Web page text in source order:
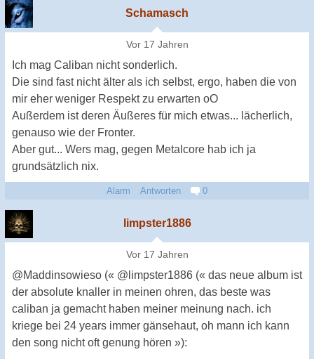
Schamasch
Vor 17 Jahren
Ich mag Caliban nicht sonderlich.
Die sind fast nicht älter als ich selbst, ergo, haben die von
mir eher weniger Respekt zu erwarten oO
Außerdem ist deren Äußeres für mich etwas... lächerlich,
genauso wie der Fronter.
Aber gut... Wers mag, gegen Metalcore hab ich ja
grundsätzlich nix.
Alarm Antworten 0
limpster1886
Vor 17 Jahren
@Maddinsowieso (« @limpster1886 (« das neue album ist
der absolute knaller in meinen ohren, das beste was
caliban ja gemacht haben meiner meinung nach. ich
kriege bei 24 years immer gänsehaut, oh mann ich kann
den song nicht oft genung hören »):